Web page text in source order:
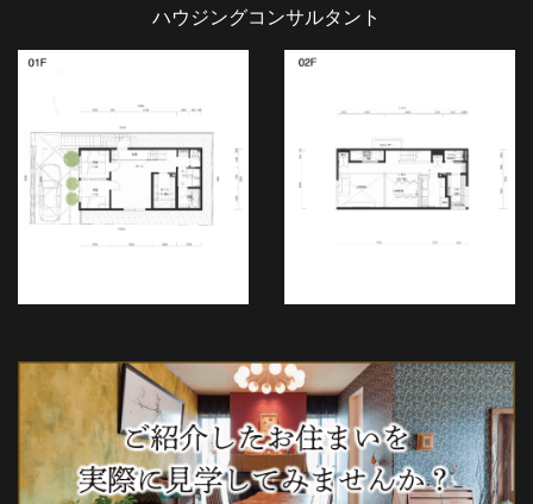
ハウジングコンサルタント